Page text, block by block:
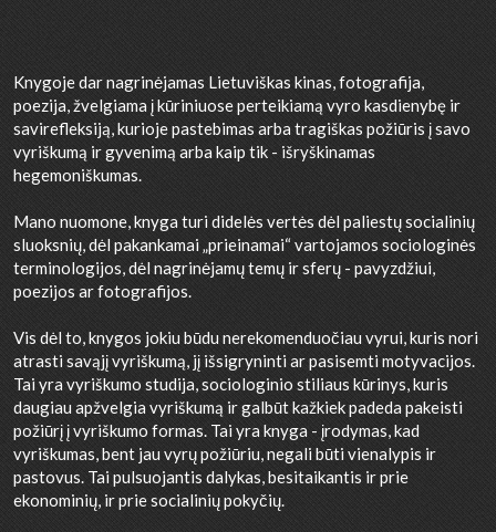
Knygoje dar nagrinėjamas Lietuviškas kinas, fotografija,
poezija, žvelgiama į kūriniuose perteikiamą vyro kasdienybę ir
savirefleksiją, kurioje pastebimas arba tragiškas požiūris į savo
vyriškumą ir gyvenimą arba kaip tik - išryškinamas
hegemoniškumas.
Mano nuomone, knyga turi didelės vertės dėl paliestų socialinių
sluoksnių, dėl pakankamai „prieinamai“ vartojamos sociologinės
terminologijos, dėl nagrinėjamų temų ir sferų - pavyzdžiui,
poezijos ar fotografijos.
Vis dėl to, knygos jokiu būdu nerekomenduočiau vyrui, kuris nori
atrasti savąjį vyriškumą, jį išsigryninti ar pasisemti motyvacijos.
Tai yra vyriškumo studija, sociologinio stiliaus kūrinys, kuris
daugiau apžvelgia vyriškumą ir galbūt kažkiek padeda pakeisti
požiūrį į vyriškumo formas. Tai yra knyga - įrodymas, kad
vyriškumas, bent jau vyrų požiūriu, negali būti vienalypis ir
pastovus. Tai pulsuojantis dalykas, besitaikantis ir prie
ekonominių, ir prie socialinių pokyčių.